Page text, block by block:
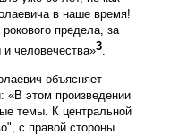
в наше время!
предела, за
человечества»3.
объясняет
«В этом произведении
темы. К центральной
с правой стороны